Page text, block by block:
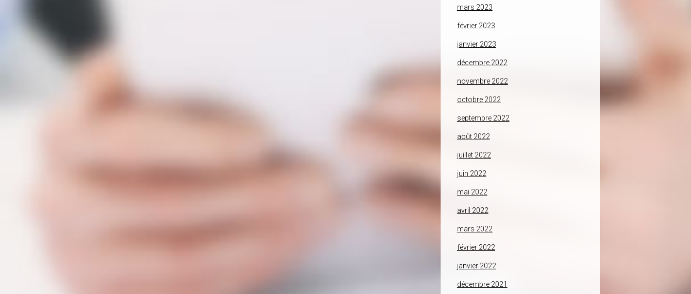
mars 2023
février 2023
janvier 2023
décembre 2022
novembre 2022
octobre 2022
septembre 2022
août 2022
juillet 2022
juin 2022
mai 2022
avril 2022
mars 2022
février 2022
janvier 2022
décembre 2021